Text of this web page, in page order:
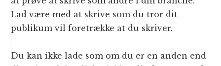
Lad være med at skrive som du tror dit
publikum vil foretrække at du skriver.
Du kan ikke lade som om du er en anden end